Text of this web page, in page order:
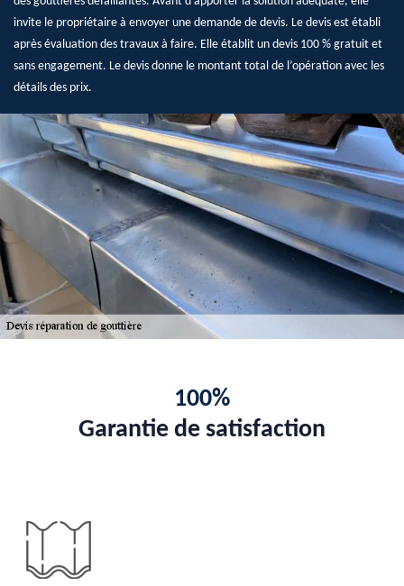
invite le propriétaire à envoyer une demande de devis. Le devis est établi
après évaluation des travaux à faire. Elle établit un devis 100 % gratuit et
sans engagement. Le devis donne le montant total de l’opération avec les
détails des prix.
100%
Garantie de satisfaction